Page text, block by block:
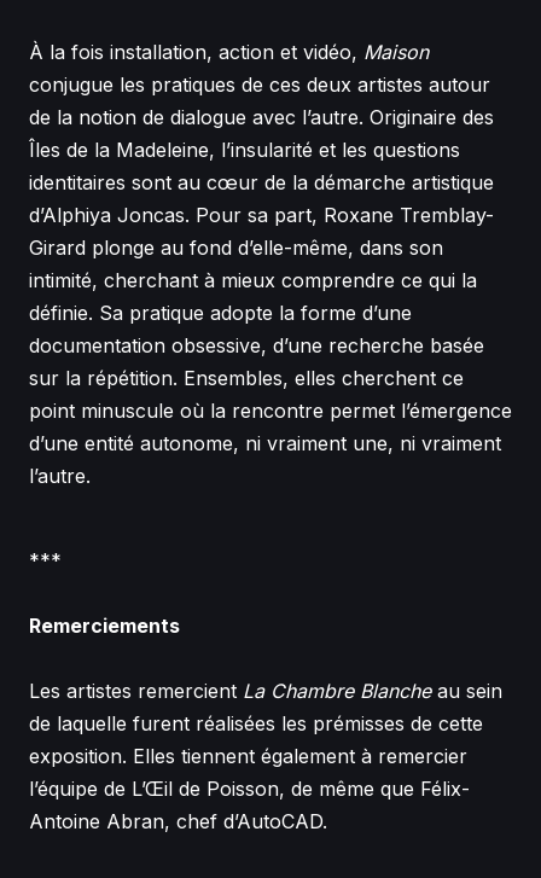
À la fois installation, action et vidéo, Maison
conjugue les pratiques de ces deux artistes autour
de la notion de dialogue avec l’autre. Originaire des
Îles de la Madeleine, l’insularité et les questions
identitaires sont au cœur de la démarche artistique
d’Alphiya Joncas. Pour sa part, Roxane Tremblay-
Girard plonge au fond d’elle-même, dans son
intimité, cherchant à mieux comprendre ce qui la
définie. Sa pratique adopte la forme d’une
documentation obsessive, d’une recherche basée
sur la répétition. Ensembles, elles cherchent ce
point minuscule où la rencontre permet l’émergence
d’une entité autonome, ni vraiment une, ni vraiment
l’autre.
***
Remerciements
Les artistes remercient La Chambre Blanche au sein
de laquelle furent réalisées les prémisses de cette
exposition. Elles tiennent également à remercier
l’équipe de L’Œil de Poisson, de même que Félix-
Antoine Abran, chef d’AutoCAD.